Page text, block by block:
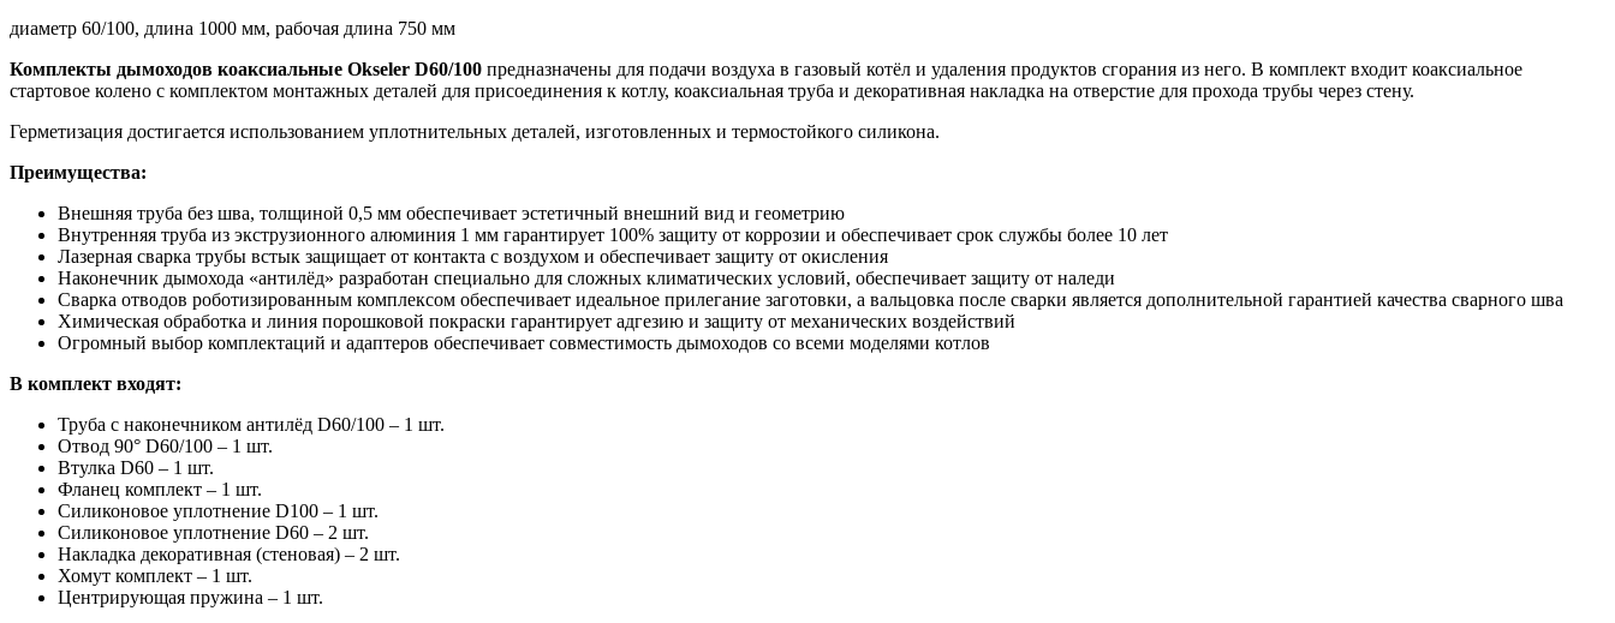
диаметр 60/100, длина 1000 мм, рабочая длина 750 мм
Комплекты дымоходов коаксиальные Okseler D60/100 предназначены для подачи воздуха в газовый котёл и удаления продуктов сгорания из него. В комплект входит коаксиальное
стартовое колено с комплектом монтажных деталей для присоединения к котлу, коаксиальная труба и декоративная накладка на отверстие для прохода трубы через стену.
Герметизация достигается использованием уплотнительных деталей, изготовленных и термостойкого силикона.
Преимущества:
Внешняя труба без шва, толщиной 0,5 мм обеспечивает эстетичный внешний вид и геометрию
Внутренняя труба из экструзионного алюминия 1 мм гарантирует 100% защиту от коррозии и обеспечивает срок службы более 10 лет
Лазерная сварка трубы встык защищает от контакта с воздухом и обеспечивает защиту от окисления
Наконечник дымохода «антилёд» разработан специально для сложных климатических условий, обеспечивает защиту от наледи
Сварка отводов роботизированным комплексом обеспечивает идеальное прилегание заготовки, а вальцовка после сварки является дополнительной гарантией качества сварного шва
Химическая обработка и линия порошковой покраски гарантирует адгезию и защиту от механических воздействий
Огромный выбор комплектаций и адаптеров обеспечивает совместимость дымоходов со всеми моделями котлов
В комплект входят:
Труба с наконечником антилёд D60/100 – 1 шт.
Отвод 90° D60/100 – 1 шт.
Втулка D60 – 1 шт.
Фланец комплект – 1 шт.
Силиконовое уплотнение D100 – 1 шт.
Силиконовое уплотнение D60 – 2 шт.
Накладка декоративная (стеновая) – 2 шт.
Хомут комплект – 1 шт.
Центрирующая пружина – 1 шт.